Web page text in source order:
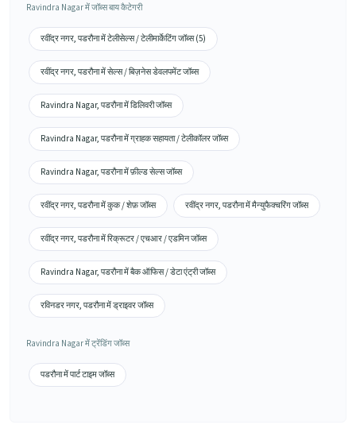
Ravindra Nagar में जॉब्स बाय कैटेगरी
रवींद्र नगर, पडरौना में टेलीसेल्स / टेलीमार्केटिंग जॉब्स (5)
रवींद्र नगर, पडरौना में सेल्स / बिज़नेस डेवलपमेंट जॉब्स
Ravindra Nagar, पडरौना में डिलिवरी जॉब्स
Ravindra Nagar, पडरौना में ग्राहक सहायता / टेलीकॉलर जॉब्स
Ravindra Nagar, पडरौना में फ़ील्ड सेल्स जॉब्स
रवींद्र नगर, पडरौना में कुक / शेफ़ जॉब्स रवींद्र नगर, पडरौना में मैन्युफैक्चरिंग जॉब्स
रवींद्र नगर, पडरौना में रिक्रूटर / एचआर / एडमिन जॉब्स
Ravindra Nagar, पडरौना में बैक ऑफिस / डेटा एंट्री जॉब्स
रविनडर नगर, पडरौना में ड्राइवर जॉब्स
Ravindra Nagar में ट्रेंडिंग जॉब्स
पडरौना में पार्ट टाइम जॉब्स